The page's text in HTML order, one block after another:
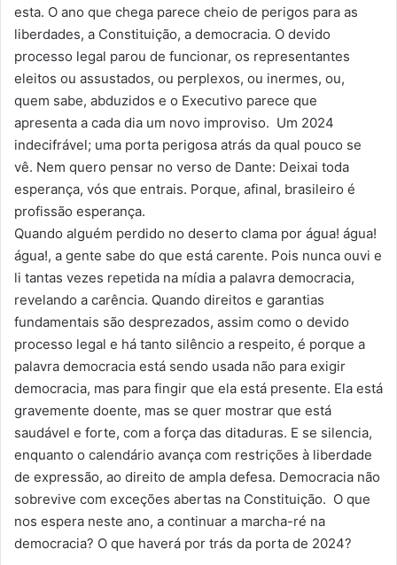
esta. O ano que chega parece cheio de perigos para as
liberdades, a Constituição, a democracia. O devido
processo legal parou de funcionar, os representantes
eleitos ou assustados, ou perplexos, ou inermes, ou,
quem sabe, abduzidos e o Executivo parece que
apresenta a cada dia um novo improviso. Um 2024
indecifrável; uma porta perigosa atrás da qual pouco se
vê. Nem quero pensar no verso de Dante: Deixai toda
esperança, vós que entrais. Porque, afinal, brasileiro é
profissão esperança.
Quando alguém perdido no deserto clama por água! água!
água!, a gente sabe do que está carente. Pois nunca ouvi e
li tantas vezes repetida na mídia a palavra democracia,
revelando a carência. Quando direitos e garantias
fundamentais são desprezados, assim como o devido
processo legal e há tanto silêncio a respeito, é porque a
palavra democracia está sendo usada não para exigir
democracia, mas para fingir que ela está presente. Ela está
gravemente doente, mas se quer mostrar que está
saudável e forte, com a força das ditaduras. E se silencia,
enquanto o calendário avança com restrições à liberdade
de expressão, ao direito de ampla defesa. Democracia não
sobrevive com exceções abertas na Constituição. O que
nos espera neste ano, a continuar a marcha-ré na
democracia? O que haverá por trás da porta de 2024?